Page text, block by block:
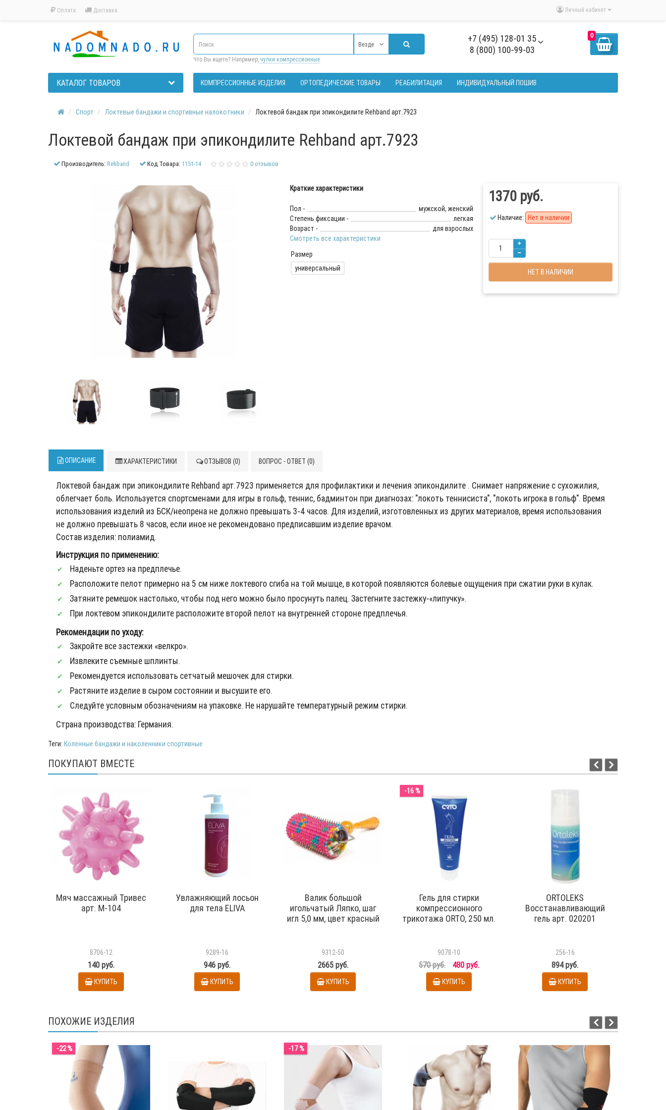
Оплата Доставка Личный кабинет
+7 (495) 128-01 35
8 (800) 100-99-03
0
Везде
Что Вы ищете? Например, чулки компрессионные
КАТАЛОГ ТОВАРОВ КОМПРЕССИОННЫЕ ИЗДЕЛИЯ ОРТОПЕДИЧЕСКИЕ ТОВАРЫ РЕАБИЛИТАЦИЯ ИНДИВИДУАЛЬНЫЙ ПОШИВ
Спорт Локтевые бандажи и спортивные налокотники Локтевой бандаж при эпикондилите Rehband арт.7923
Локтевой бандаж при эпикондилите Rehband арт.7923
Производитель:Rehband Код Товара: 1151-14 0 отзывов
Краткие характеристики
Пол -
мужской, женский
Степень фиксации -
легкая
Возраст -
для взрослых
Смотреть все характеристики
Размер
универсальный
1370 руб.
Наличие: Нет в наличии
НЕТ В НАЛИЧИИ
ОПИСАНИЕ ХАРАКТЕРИСТИКИ ОТЗЫВОВ (0) ВОПРОС - ОТВЕТ (0)
Локтевой бандаж при эпикондилите Rehband арт.7923 применяется для профилактики и лечения эпикондилите . Снимает напряжение с сухожилия,
облегчает боль. Используется спортсменами для игры в гольф, теннис, бадминтон при диагнозах: "локоть теннисиста", "локоть игрока в гольф". Время
использования изделий из БСК/неопрена не должно превышать 3-4 часов. Для изделий, изготовленных из других материалов, время использования
не должно превышать 8 часов, если иное не рекомендовано предписавшим изделие врачом.
Состав изделия: полиамид.
Инструкция по применению:
Наденьте ортез на предплечье.
Расположите пелот примерно на 5 см ниже локтевого сгиба на той мышце, в которой появляются болевые ощущения при сжатии руки в кулак.
Затяните ремешок настолько, чтобы под него можно было просунуть палец. Застегните застежку-«липучку».
При локтевом эпикондилите расположите второй пелот на внутренней стороне предплечья.
Рекомендации по уходу:
Закройте все застежки «велкро».
Извлеките съемные шплинты.
Рекомендуется использовать сетчатый мешочек для стирки.
Растяните изделие в сыром состоянии и высушите его.
Следуйте условным обозначениям на упаковке. Не нарушайте температурный режим стирки.
Страна производства: Германия.
Теги: Коленные бандажи и наколенники спортивные
ПОКУПАЮТ ВМЕСТЕ
Мяч массажный Тривес
арт. М-104
8706-12
140 руб.
КУПИТЬ
Увлажняющий лосьон
для тела ELIVA
9289-16
946 руб.
КУПИТЬ
Валик большой
игольчатый Ляпко, шаг
игл 5,0 мм, цвет красный
9312-50
2665 руб.
КУПИТЬ
-16 %
Гель для стирки
компрессионного
трикотажа ORTO, 250 мл.
9078-10
570 руб. 480 руб.
КУПИТЬ
ORTOLEKS
Восстанавливающий
гель арт. 020201
256-16
894 руб.
КУПИТЬ
ПОХОЖИЕ ИЗДЕЛИЯ
-22 % -17 %